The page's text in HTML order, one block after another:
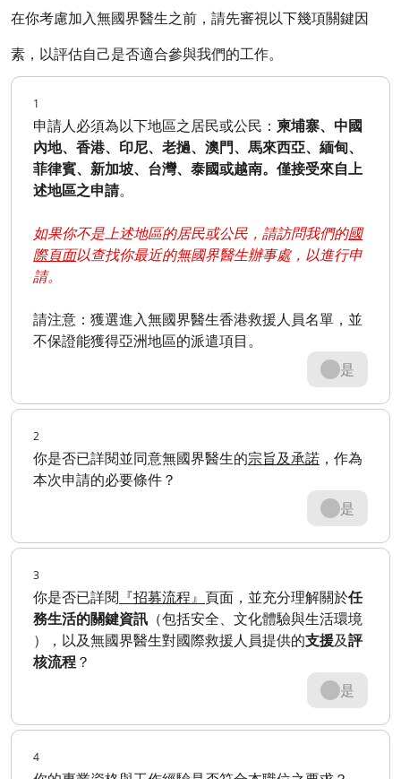
在你考慮加入無國界醫生之前，請先審視以下幾項關鍵因
素，以評估自己是否適合參與我們的工作。
1
申請人必須為以下地區之居民或公民： 柬埔寨、中國
內地、香港、印尼、老撾、澳門、馬來西亞、緬甸、
菲律賓、新加坡、台灣、泰國或越南。僅接受來自上
述地區之申請。
如果你不是上述地區的居民或公民，請訪問我們的國
際頁面以查找你最近的無國界醫生辦事處，以進行申
請。
請注意：獲選進入無國界醫生香港救援人員名單，並
不保證能獲得亞洲地區的派遣項目。
是
2
你是否已詳閱並同意無國界醫生的宗旨及承諾 ，作為
本次申請的必要條件？
是
3
你是否已詳閱 『招募流程』 頁面，並充分理解關於任
務生活的關鍵資訊 （包括安全、文化體驗​與生活環境​
），以及無國界醫生對國際救援人員提供的支援及評
核流程？
是
4